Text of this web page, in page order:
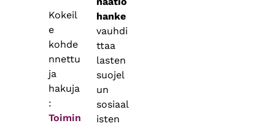
Kokeil
e
kohde
nnettu
ja
hakuja
:
Toimin
hanke
vauhdi
ttaa
lasten
suojel
un
sosiaal
isten